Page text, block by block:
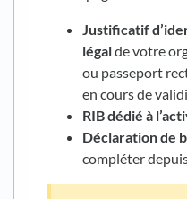
Justificatif
légalde votre
ou passeport
en cours de
RIB dédié à
Déclaration de
compléter